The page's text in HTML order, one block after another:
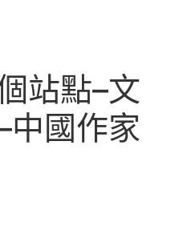
站點–文
中國作家